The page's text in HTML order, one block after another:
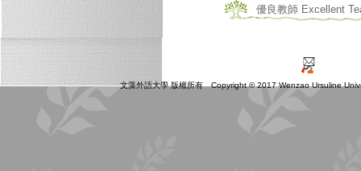
優良教師 Excellent
文藻外語大學 版權所有 Copyright © 2017 Wenzao Ursuline